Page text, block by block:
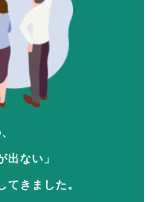
出ない」
きました。